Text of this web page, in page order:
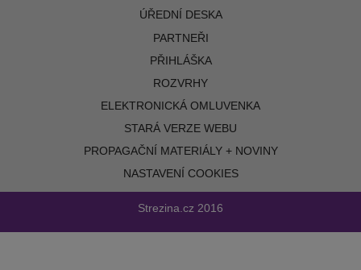
ÚŘEDNÍ DESKA
PARTNEŘI
PŘIHLÁŠKA
ROZVRHY
ELEKTRONICKÁ OMLUVENKA
STARÁ VERZE WEBU
PROPAGAČNÍ MATERIÁLY + NOVINY
NASTAVENÍ COOKIES
Strezina.cz 2016